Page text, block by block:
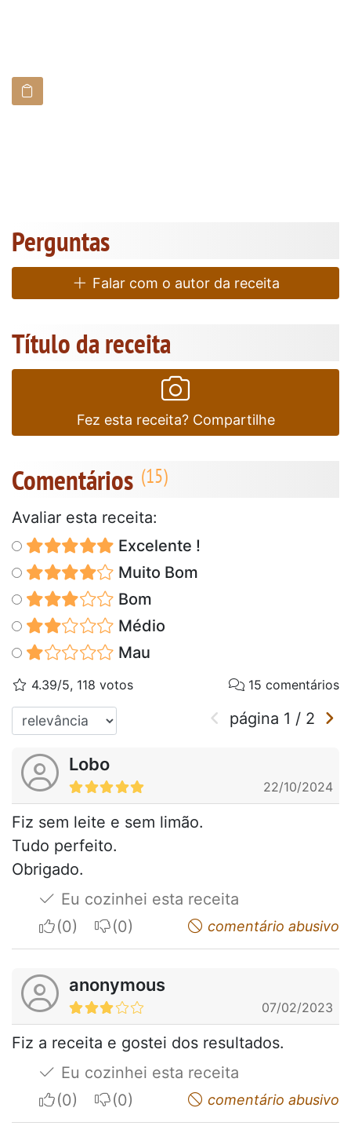
Perguntas
Falar com o autor da receita
Título da receita
Fez esta receita? Compartilhe
Comentários
Avaliar esta receita:
Excelente !
Muito Bom
Bom
Médio
Mau
4.39/5, 118 votos 15 comentários
página 1 / 2
Lobo
22/10/2024
Fiz sem leite e sem limão.
Tudo perfeito.
Obrigado.
Eu cozinhei esta receita
I apreciateI do not appreciatecomentário abusivo
anonymous
07/02/2023
Fiz a receita e gostei dos resultados.
Eu cozinhei esta receita
I apreciateI do not appreciatecomentário abusivo